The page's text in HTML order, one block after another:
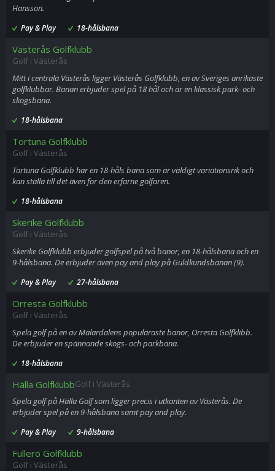
Hansson.
Pay & Play 18-hålsbana
Västerås Golfklubb
Golf i Västerås
Mitt i centrala Västerås ligger Västerås Golfklubb, en av Sveriges anrikaste
golfklubbar. Banan erbjuder spel på 18 hål och är en klassisk park- och
skogsbana.
18-hålsbana
Tortuna Golfklubb
Golf i Västerås
Tortuna Golfklubb har en 18-håls bana som är väldigt variationsrik och
kan ställa till det även för den erfarne golfaren.
18-hålsbana
Skerike Golfklubb
Golf i Västerås
Skerike Golfklubb erbjuder golfspel på två banor, en 18-hålsbana och en
9-hålsbana. De erbjuder även pay and play på Guldkundsbanan (9).
Pay & Play 27-hålsbana
Orresta Golfklubb
Golf i Västerås
Spela golf på en av Mälardalens populäraste banor, Orresta Golfklibb.
De erbjuder en spännande skogs- och parkbana.
18-hålsbana
Hälla GolfklubbGolf i Västerås
Spela golf på Hälla Golf som ligger precis i utkanten av Västerås. De
erbjuder spel på en 9-hålsbana samt pay and play.
Pay & Play 9-hålsbana
Fullerö Golfklubb
Golf i Västerås